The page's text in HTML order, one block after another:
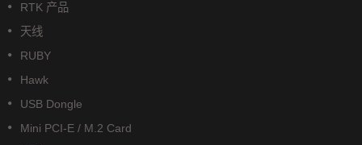
RTK 产品
天线
RUBY
Hawk
USB Dongle
Mini PCI-E / M.2 Card